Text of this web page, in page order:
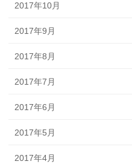
2017年10月
2017年9月
2017年8月
2017年7月
2017年6月
2017年5月
2017年4月